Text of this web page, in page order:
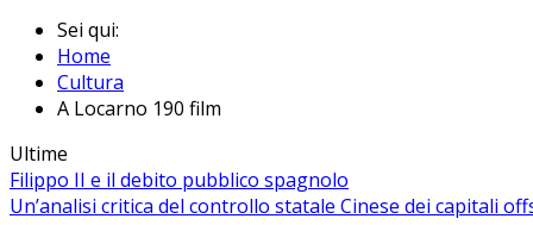
Sei qui:
Home
Cultura
A Locarno 190 film
Ultime
Filippo II e il debito pubblico spagnolo
Un’analisi critica del controllo statale Cinese dei capitali